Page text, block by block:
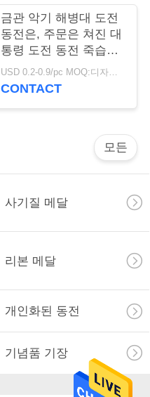
금관 악기 해병대 도전
동전은, 주문은 쳐진 대
통령 도전 동전 죽습니
다
USD 0.2-0.9/pc MOQ:디자인 당 100 PC
CONTACT
모든
사기질 메달
리본 메달
개인화된 동전
기념품 기장